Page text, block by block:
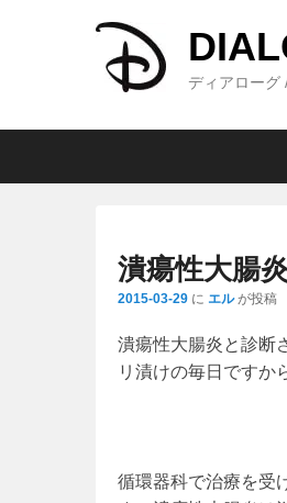
ディアローグ
潰瘍性大腸
2015-03-29 に エル が投稿
潰瘍性大腸炎と診断
リ漬けの毎日ですか
循環器科で治療を受